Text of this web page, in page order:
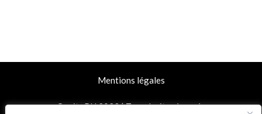
Mentions légales
CogitoRH 2023 | Tous droits réservés